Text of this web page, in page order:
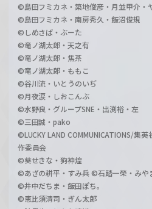
©島田フミカネ・築地俊彦・月並甲介・
©島田フミカネ・南房秀久・飯沼俊規
©しめさば・ぶーた
©竜ノ湖太郎・天之有
©竜ノ湖太郎・焦茶
©竜ノ湖太郎・ももこ
©谷川流・いとうのいぢ
©月夜涙・しおこんぶ
©水野良・グループSNE・出渕裕・左
©三田誠・pako
©LUCKY LAND COMMUNICATIONS/集
作委員会
©葵せきな・狗神煌
©あざの耕平・すみ兵 ©石踏一榮・みや
©井中だちま・飯田ぽち。
©恵比須清司・ぎん太郎